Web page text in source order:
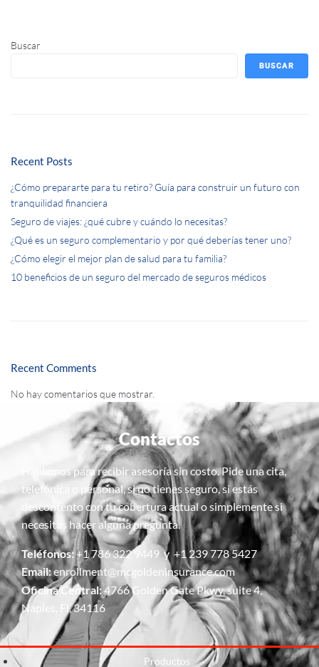
Buscar
BUSCAR
Recent Posts
¿Cómo prepararte para tu retiro? Guía para construir un futuro con
tranquilidad financiera
Seguro de viajes: ¿qué cubre y cuándo lo necesitas?
¿Qué es un seguro complementario y por qué deberías tener uno?
¿Cómo elegir el mejor plan de salud para tu familia?
10 beneficios de un seguro del mercado de seguros médicos
Recent Comments
No hay comentarios que mostrar.
Contactos
Hablemos para recibir asesoría sin costo. Pide una cita,
telefónica o personal, si no tienes seguro, si estás
descontento con tu cobertura actual o simplemente si
necesitas hacer alguna pregunta.
Teléfonos:+1 786 322 9449 y +1 239 778 5427
Email:enrollment@mcgoldeninsurance.com
Oficina Central:4766 Golden Gate Pkwy, suite 4,
Naples, Fl, 34116
Productos